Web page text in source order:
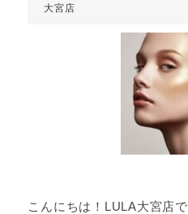
大宮店
こんにちは！LULA大宮店で